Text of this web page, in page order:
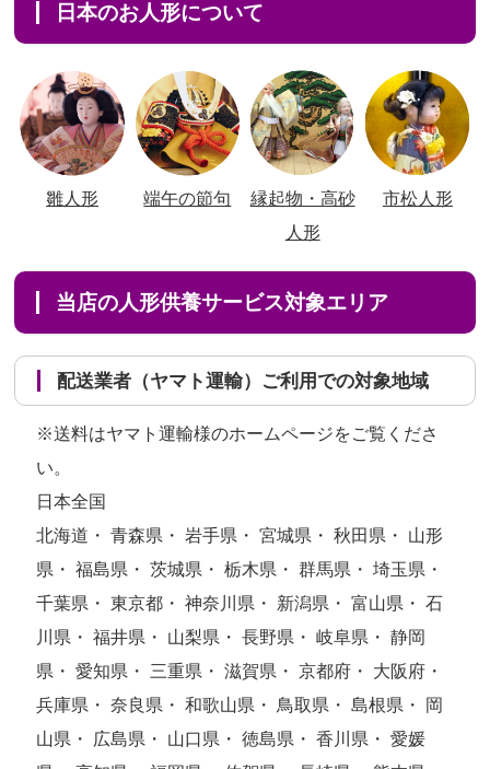
日本のお人形について
雛人形 端午の節句
縁起物・高砂
人形
市松人形
当店の人形供養サービス対象エリア
配送業者（ヤマト運輸）ご利用での対象地域
※送料はヤマト運輸様のホームページをご覧くださ
い。
日本全国
北海道・ 青森県・ 岩手県・ 宮城県・ 秋田県・ 山形
県・ 福島県・ 茨城県・ 栃木県・ 群馬県・ 埼玉県・
千葉県・ 東京都・ 神奈川県・ 新潟県・ 富山県・ 石
川県・ 福井県・ 山梨県・ 長野県・ 岐阜県・ 静岡
県・ 愛知県・ 三重県・ 滋賀県・ 京都府・ 大阪府・
兵庫県・ 奈良県・ 和歌山県・ 鳥取県・ 島根県・ 岡
山県・ 広島県・ 山口県・ 徳島県・ 香川県・ 愛媛